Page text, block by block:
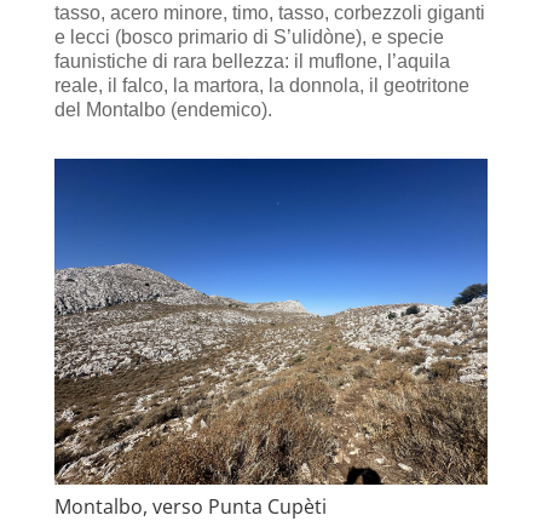
tasso, acero minore, timo, tasso, corbezzoli giganti
e lecci (bosco primario di S’ulidòne), e specie
faunistiche di rara bellezza: il muflone, l’aquila
reale, il falco, la martora, la donnola, il geotritone
del Montalbo (endemico).
Montalbo, verso Punta Cupèti